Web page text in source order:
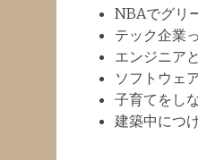
NBAでグリ
テック企業
エンジニア
ソフトウェ
子育てをし
建築中につ